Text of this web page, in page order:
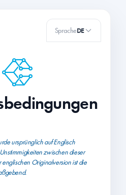
SpracheDE
ursprünglich auf Englisch
zwischen dieser
Originalversion ist die